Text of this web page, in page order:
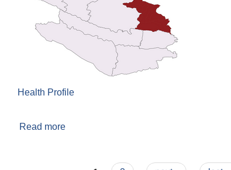
Health Profile
Read more